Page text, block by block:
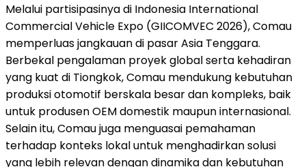
Melalui partisipasinya di Indonesia International
Commercial Vehicle Expo (GIICOMVEC 2026), Comau
memperluas jangkauan di pasar Asia Tenggara.
Berbekal pengalaman proyek global serta kehadiran
yang kuat di Tiongkok, Comau mendukung kebutuhan
produksi otomotif berskala besar dan kompleks, baik
untuk produsen OEM domestik maupun internasional.
Selain itu, Comau juga menguasai pemahaman
terhadap konteks lokal untuk menghadirkan solusi
yang lebih relevan dengan dinamika dan kebutuhan